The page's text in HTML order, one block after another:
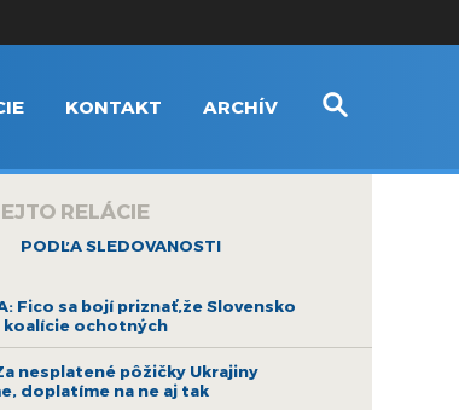
KONTAKT ARCHÍV
RELÁCIE
PODĽA SLEDOVANOSTI
Fico sa bojí priznať,že Slovensko
koalície ochotných
nesplatené pôžičky Ukrajiny
doplatíme na ne aj tak